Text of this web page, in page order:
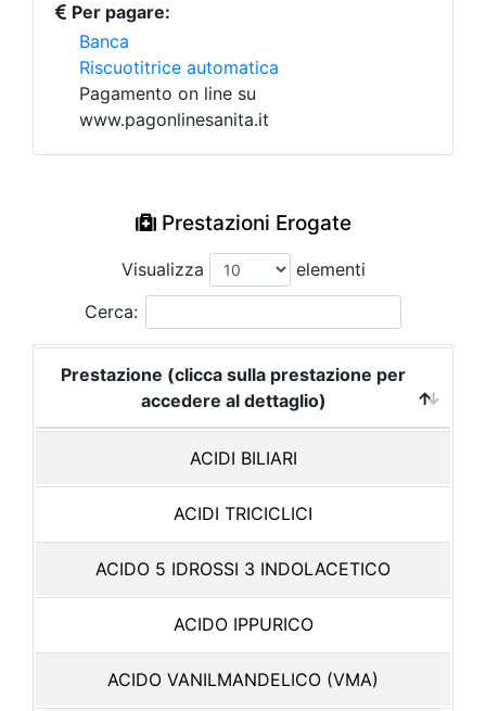
Per pagare:
Banca
Riscuotitrice automatica
Pagamento on line su
www.pagonlinesanita.it
Prestazioni Erogate
Visualizza
elementi
Cerca:
Prestazione (clicca sulla prestazione per
accedere al dettaglio)
ACIDI BILIARI
ACIDI TRICICLICI
ACIDO 5 IDROSSI 3 INDOLACETICO
ACIDO IPPURICO
ACIDO VANILMANDELICO (VMA)